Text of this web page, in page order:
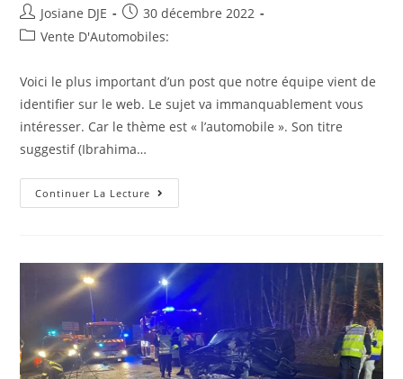
Gontier
Auteur/autrice
de
Josiane DJE
Post
published:
30 décembre 2022
PostVente D'Automobiles:
Voici le plus important d’un post que notre équipe vient de
identifier sur le web. Le sujet va immanquablement vous
intéresser. Car le thème est « l’automobile ». Son titre
suggestif (Ibrahima…
Continuer La Lecture Dernière
Actualité
Konaté
(Liverpool)
Disponible
Vendredi
Pour
La
Réception
De
Leicester